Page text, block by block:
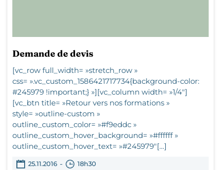
Demande de devis
[vc_row full_width= »stretch_row »
css= ».vc_custom_1586421717734{background-color:
#245979 !important;} »][vc_column width= »1/4″]
[vc_btn title= »Retour vers nos formations »
style= »outline-custom »
outline_custom_color= »#f9eddc »
outline_custom_hover_background= »#ffffff »
outline_custom_hover_text= »#245979″[…]
25.11.2016 - 18h30